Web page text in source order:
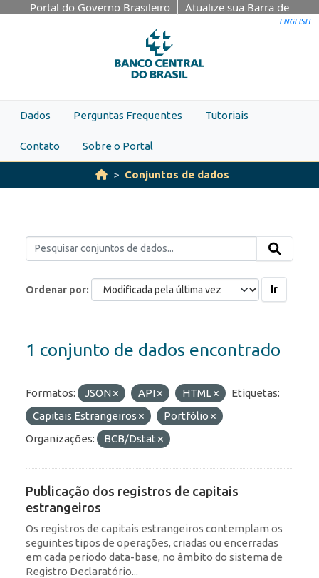
Skip to main content
Portal do Governo Brasileiro
Atualize sua Barra de
ENGLISH
Dados Perguntas Frequentes Tutoriais
Contato Sobre o Portal
Conjuntos de dados
Ordenar por Ir
1 conjunto de dados encontrado
Formatos: JSON API HTML
Etiquetas:
Capitais Estrangeiros
Portfólio
Organizações:
BCB/Dstat
Publicação dos registros de capitais
estrangeiros
Os registros de capitais estrangeiros contemplam os
seguintes tipos de operações, criadas ou encerradas
em cada período data-base, no âmbito do sistema de
Registro Declaratório...